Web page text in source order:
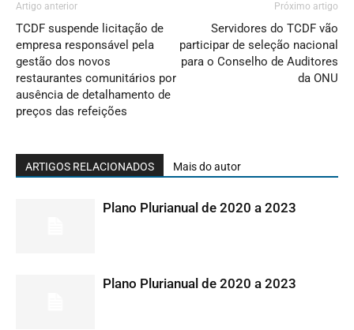
Artigo anterior
TCDF suspende licitação de
empresa responsável pela
gestão dos novos
restaurantes comunitários por
ausência de detalhamento de
preços das refeições
Próximo artigo
Servidores do TCDF vão
participar de seleção nacional
para o Conselho de Auditores
da ONU
ARTIGOS RELACIONADOS Mais do autor
Plano Plurianual de 2020 a 2023
Plano Plurianual de 2020 a 2023